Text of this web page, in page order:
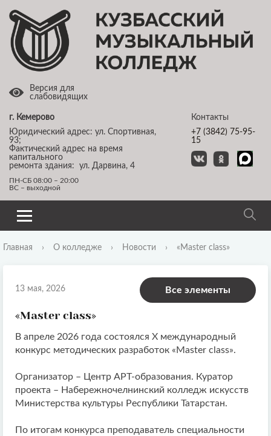
г. Кемерово
Юридический адрес: ул. Спортивная,
93;
Фактический адрес на время
капитального
ремонта здания: ул. Дарвина, 4
ПН-СБ 08:00 – 20:00
ВС – выходной
Контакты
+7 (3842) 75-95-
15
Версия для
слабовидящих
Главная › О колледже › Новости › «Master class»
13 мая, 2026 Все элементы
«Master class»
В апреле 2026 года состоялся X международный
конкурс методических разработок «Master class».
Организатор – Центр АРТ-образования. Куратор
проекта – Набережночелнинский колледж искусств
Министерства культуры Республики Татарстан.
По итогам конкурса преподаватель специальности